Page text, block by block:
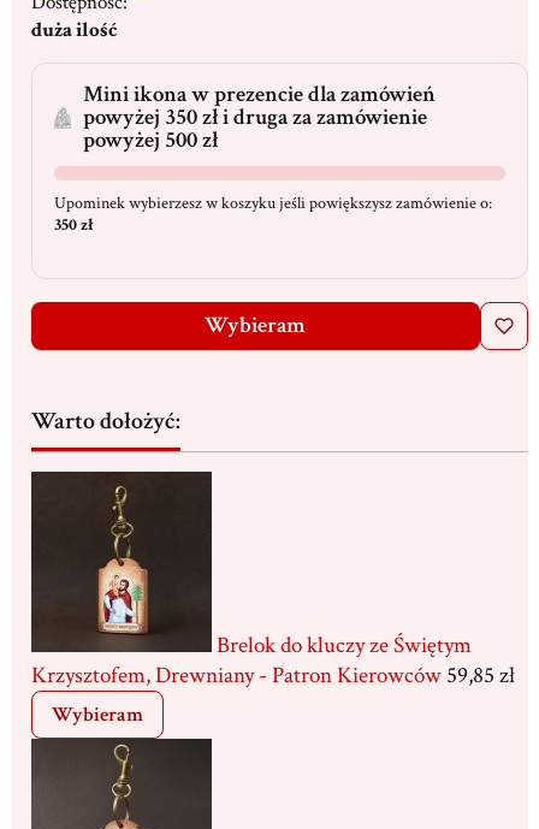
duża ilość
Mini ikona w prezencie dla zamówień
powyżej 350 zł i druga za zamówienie
powyżej 500 zł
Upominek wybierzesz w koszyku jeśli powiększysz zamówienie o:
350 zł
Wybieram
Warto dołożyć:
Brelok do kluczy ze Świętym
Krzysztofem, Drewniany - Patron Kierowców 59,85 zł
Wybieram